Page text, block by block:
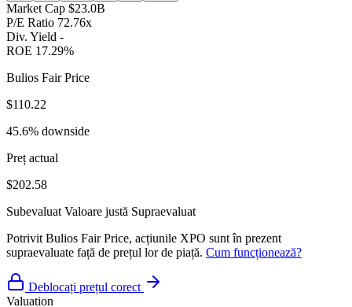
Market Cap $23.0B
P/E Ratio 72.76x
Div. Yield -
ROE 17.29%
Bulios Fair Price
$110.22
45.6% downside
Preț actual
$202.58
Subevaluat Valoare justă Supraevaluat
Potrivit Bulios Fair Price, acțiunile XPO sunt în prezent
supraevaluate față de prețul lor de piață. Cum funcționează?
Deblocați prețul corect
Valuation